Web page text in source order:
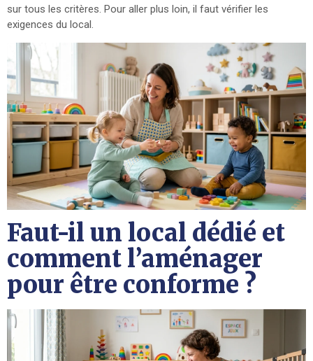
sur tous les critères. Pour aller plus loin, il faut vérifier les
exigences du local.
Faut-il un local dédié et
comment l’aménager
pour être conforme ?